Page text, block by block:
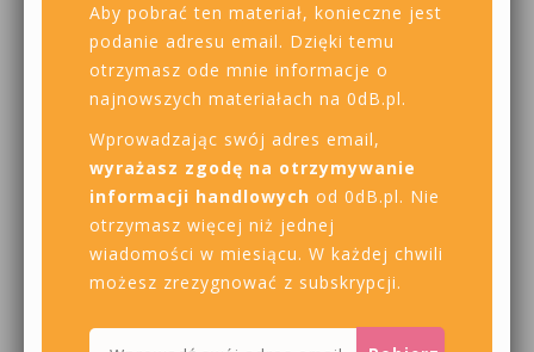
Aby pobrać ten materiał, konieczne jest
podanie adresu email. Dzięki temu
otrzymasz ode mnie informacje o
najnowszych materiałach na 0dB.pl.
Wprowadzając swój adres email,
wyrażasz zgodę na otrzymywanie
informacji handlowych od 0dB.pl. Nie
otrzymasz więcej niż jednej
wiadomości w miesiącu. W każdej chwili
możesz zrezygnować z subskrypcji.